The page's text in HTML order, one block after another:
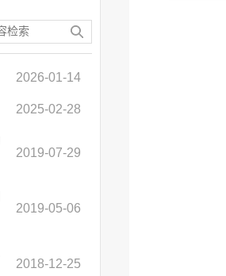
2026-01-14
2025-02-28
2019-07-29
2019-05-06
2018-12-25